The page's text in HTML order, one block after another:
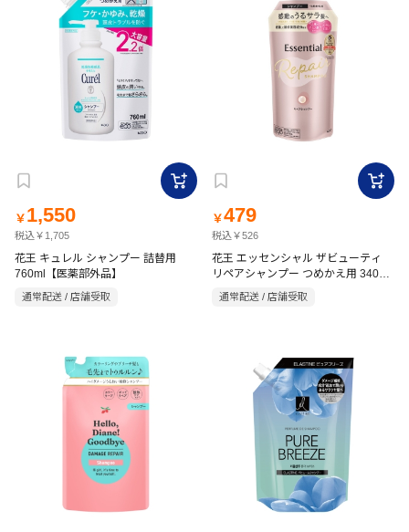
￥ 1,550
税込￥1,705
花王 キュレル シャンプー 詰替用
760ml【医薬部外品】
通常配送 / 店舗受取
￥479
税込￥526
花王 エッセンシャル ザビューティ
リペアシャンプー つめかえ用 340ml
フローラルリュクスの香り
通常配送 / 店舗受取